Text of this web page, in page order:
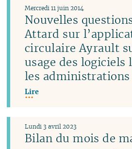
Nouvelles
Attard sur
circulaire Ayrault
usage des logiciels
les administrations
Mercredi 11 juin 2014
Lire
Bilan du mois de
Lundi 3 avril 2023